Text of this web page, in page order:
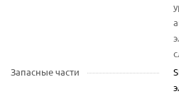
Запасные части